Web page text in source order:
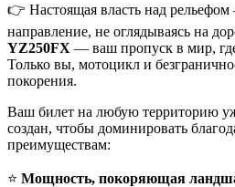
👉 Настоящая власть над
направление, не оглядываясь на
YZ250FX — ваш пропуск в мир,
Только вы, мотоцикл и
покорения.
Ваш билет на любую территорию
создан, чтобы доминировать
преимуществам:
⭐ Мощность, покоряющая